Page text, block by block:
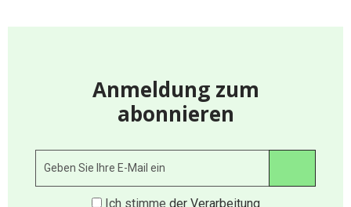
Anmeldung zum
abonnieren
Ich stimme der Verarbeitung